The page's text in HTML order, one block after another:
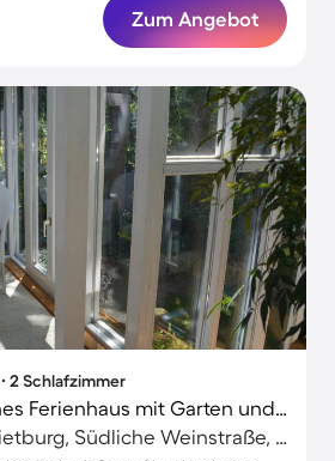
Zum Angebot
2 Schlafzimmer
Kinderfreundliches Ferienhaus mit Garten und Terrasse | Gartenblick
Rhodt unter Rietburg, Südliche Weinstraße, Deutschland